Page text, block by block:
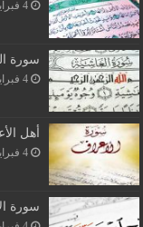
4 فبراير، 2008
سورة
4 فبراير، 2008
أهل
4 فبراير، 2008
سورة